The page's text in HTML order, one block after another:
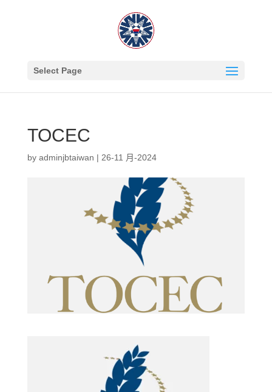
Select Page
TOCEC
by adminjbtaiwan | 26-11 月-2024